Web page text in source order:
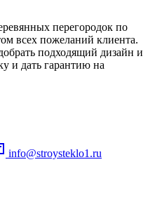
перегородок по
всех пожеланий клиента.
подходящий дизайн и
и дать гарантию на
info@stroysteklo1.ru